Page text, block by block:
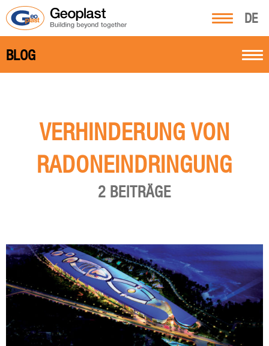
DE
BLOG
VERHINDERUNG VON
RADONEINDRINGUNG
2 BEITRÄGE